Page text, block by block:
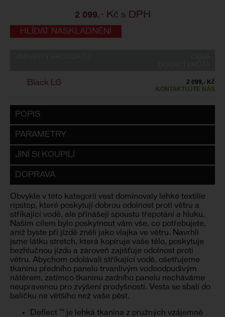
2 099,- Kč s DPH
HLÍDAT NASKLADNĚNÍ
Black LG
2 099,- Kč
KONTAKTUJTE NÁS
POPIS
PARAMETRY
JINÍ SI KOUPILI
DOPRAVA
Obvykle v této kategorii vest dominovaly lehké textilie
ripstop, které poskytují dobrou odolnost proti větru a
stříkající vodě, ale přinášejí spoustu třepotání a hluku.
Naším cílem bylo poskytnout vám vše, co potřebujete,
aniž byste při jízdě zněli jako vlajka ve větru. Navrhli
jsme látku stretch, která kopíruje vaše tělo, poskytuje
bezhlučnou jízdu a zároveň zajišťuje odolnost proti
větru. Abychom odolávali stříkající vodě, ošetřujeme
tkaninu předního panelu trvanlivým vodoodpudivým
nátěrem, zatímco tkaninu zadního panelu necháváme
neupravenou pro zvýšení prodyšnosti. Vesta se sbalí do
balíčku ne většího než vaše pěst.
Deflect ™ je lehká tkanina z pružných vzájemně